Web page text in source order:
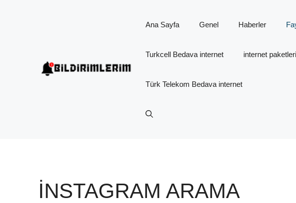
Ana Sayfa Genel Haberler
Turkcell Bedava internet internet paketleri
Türk Telekom Bedava internet
İNSTAGRAM ARAMA